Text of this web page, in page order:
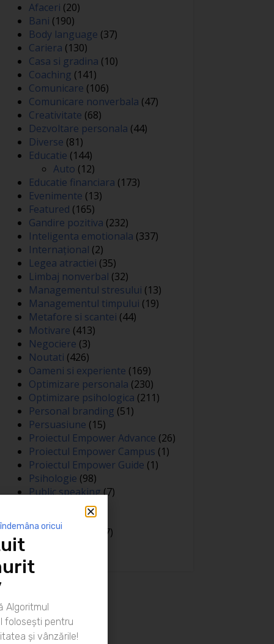
Afaceri (20)
Bani (190)
Body language (37)
Cariera (130)
Casa si gradina (10)
Coaching (141)
Comunicare (106)
Comunicare nonverbala (47)
Creativitate (68)
Dezvoltare personala (44)
Diverse (81)
Educatie (144)
Auto (12)
Educatie financiara (173)
Evenimente (13)
Featured (165)
Gandire pozitiva (232)
Inteligenta emotionala (337)
Internațional (2)
Legea atractiei (35)
Limbaj nonverbal (32)
Managementul stresului (13)
Managementul timpului (19)
Metafore si scantei (44)
Motivare (413)
Negociere (3)
Noutati (426)
Oameni si experiente (169)
Optimizare personala (230)
Optimizare psihologica (211)
Personal branding (51)
Persuasiune (15)
Proiectul Empower Advance (26)
Proiectul Empower Campus (1)
Proiectul Empower Guide (1)
Psihologie (98)
Public speaking(7)
(81)
Spiritualitate
(127)
oricui
Algoritmul
folosești pentru
și vânzările!